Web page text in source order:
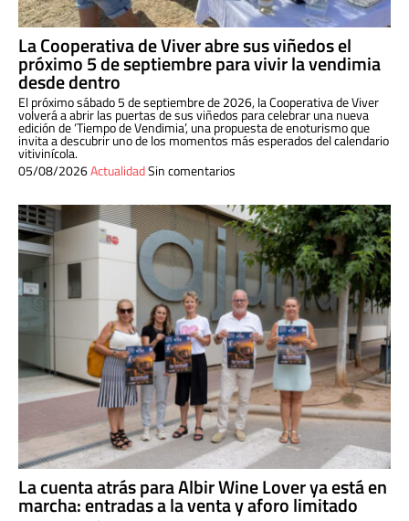
La Cooperativa de Viver abre sus viñedos el
próximo 5 de septiembre para vivir la vendimia
desde dentro
El próximo sábado 5 de septiembre de 2026, la Cooperativa de Viver
volverá a abrir las puertas de sus viñedos para celebrar una nueva
edición de ‘Tiempo de Vendimia’, una propuesta de enoturismo que
invita a descubrir uno de los momentos más esperados del calendario
vitivinícola.
05/08/2026ActualidadSin comentarios
La cuenta atrás para Albir Wine Lover ya está en
marcha: entradas a la venta y aforo limitado